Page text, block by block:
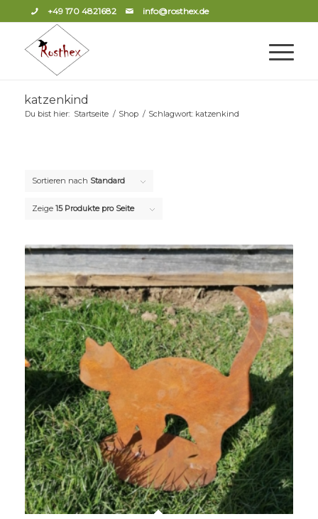
+49 170 4821682 info@rosthex.de
katzenkind
Du bist hier: Startseite / Shop / Schlagwort: katzenkind
Sortieren nach Standard
Zeige 15 Produkte pro Seite